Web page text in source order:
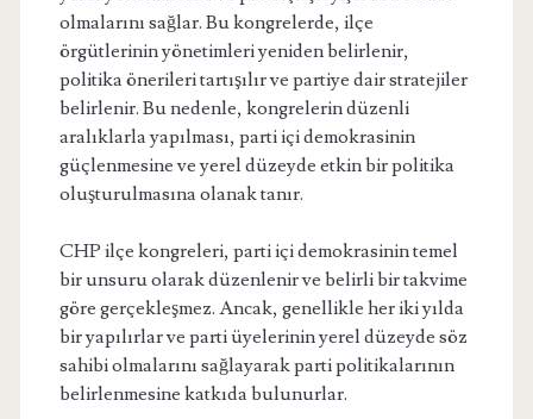
olmalarını sağlar. Bu kongrelerde, ilçe
örgütlerinin yönetimleri yeniden belirlenir,
politika önerileri tartışılır ve partiye dair stratejiler
belirlenir. Bu nedenle, kongrelerin düzenli
aralıklarla yapılması, parti içi demokrasinin
güçlenmesine ve yerel düzeyde etkin bir politika
oluşturulmasına olanak tanır.
CHP ilçe kongreleri, parti içi demokrasinin temel
bir unsuru olarak düzenlenir ve belirli bir takvime
göre gerçekleşmez. Ancak, genellikle her iki yılda
bir yapılırlar ve parti üyelerinin yerel düzeyde söz
sahibi olmalarını sağlayarak parti politikalarının
belirlenmesine katkıda bulunurlar.